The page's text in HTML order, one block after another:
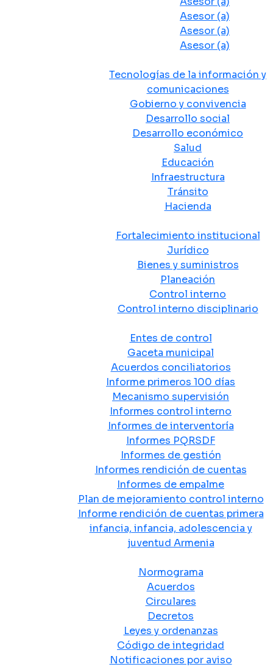
Asesor (a)
Asesor (a)
Asesor (a)
Tecnologías de la información y
comunicaciones
Gobierno y convivencia
Desarrollo social
Desarrollo económico
Salud
Educación
Infraestructura
Tránsito
Hacienda
Fortalecimiento institucional
Jurídico
Bienes y suministros
Planeación
Control interno
Control interno disciplinario
Entes de control
Gaceta municipal
Acuerdos conciliatorios
Informe primeros 100 días
Mecanismo supervisión
Informes control interno
Informes de interventoría
Informes PQRSDF
Informes de gestión
Informes rendición de cuentas
Informes de empalme
Plan de mejoramiento control interno
Informe rendición de cuentas primera
infancia, infancia, adolescencia y
juventud Armenia
Normograma
Acuerdos
Circulares
Decretos
Leyes y ordenanzas
Código de integridad
Notificaciones por aviso